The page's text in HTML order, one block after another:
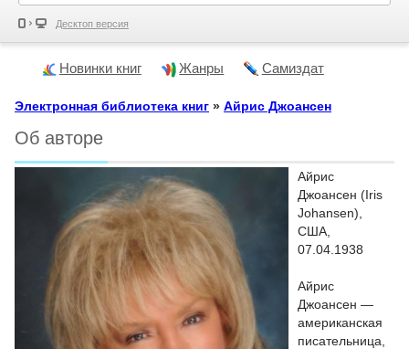
Десктоп версия
Новинки книг Жанры Самиздат
Электронная библиотека книг » Айрис Джоансен
Об авторе
Айрис
Джоансен (Iris
Johansen),
США,
07.04.1938
Айрис
Джоансен —
американская
писательница,